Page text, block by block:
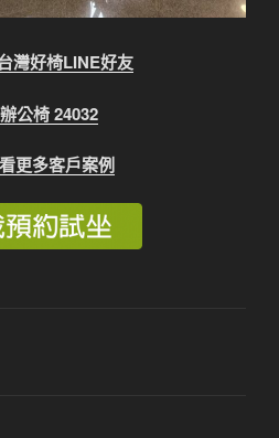
灣好椅LINE好友
公椅 24032
更多客戶案例